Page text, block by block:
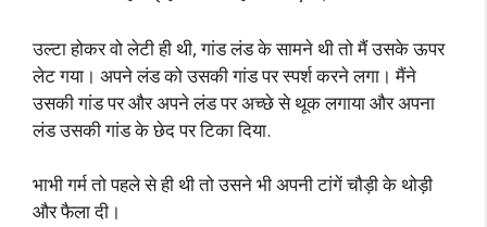
उल्टा होकर वो लेटी ही थी, गांड लंड के सामने थी तो मैं उसके ऊपर
लेट गया। अपने लंड को उसकी गांड पर स्पर्श करने लगा। मैंने
उसकी गांड पर और अपने लंड पर अच्छे से थूक लगाया और अपना
लंड उसकी गांड के छेद पर टिका दिया.
भाभी गर्म तो पहले से ही थी तो उसने भी अपनी टांगें चौड़ी के थोड़ी
और फैला दी।